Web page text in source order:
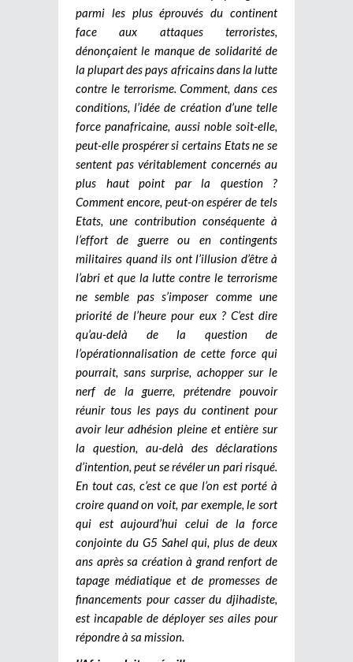
parmi les plus éprouvés du continent
face aux attaques terroristes,
dénonçaient le manque de solidarité de
la plupart des pays africains dans la lutte
contre le terrorisme. Comment, dans ces
conditions, l’idée de création d’une telle
force panafricaine, aussi noble soit-elle,
peut-elle prospérer si certains Etats ne se
sentent pas véritablement concernés au
plus haut point par la question ?
Comment encore, peut-on espérer de tels
Etats, une contribution conséquente à
l’effort de guerre ou en contingents
militaires quand ils ont l’illusion d’être à
l’abri et que la lutte contre le terrorisme
ne semble pas s’imposer comme une
priorité de l’heure pour eux ? C’est dire
qu’au-delà de la question de
l’opérationnalisation de cette force qui
pourrait, sans surprise, achopper sur le
nerf de la guerre, prétendre pouvoir
réunir tous les pays du continent pour
avoir leur adhésion pleine et entière sur
la question, au-delà des déclarations
d’intention, peut se révéler un pari risqué.
En tout cas, c’est ce que l’on est porté à
croire quand on voit, par exemple, le sort
qui est aujourd’hui celui de la force
conjointe du G5 Sahel qui, plus de deux
ans après sa création à grand renfort de
tapage médiatique et de promesses de
financements pour casser du djihadiste,
est incapable de déployer ses ailes pour
répondre à sa mission.